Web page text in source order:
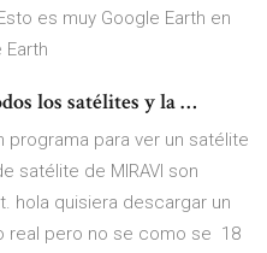
es muy Google Earth en
los satélites y la …
programa para ver un satélite
satélite de MIRAVI son
hola quisiera descargar un
real pero no se como se 18